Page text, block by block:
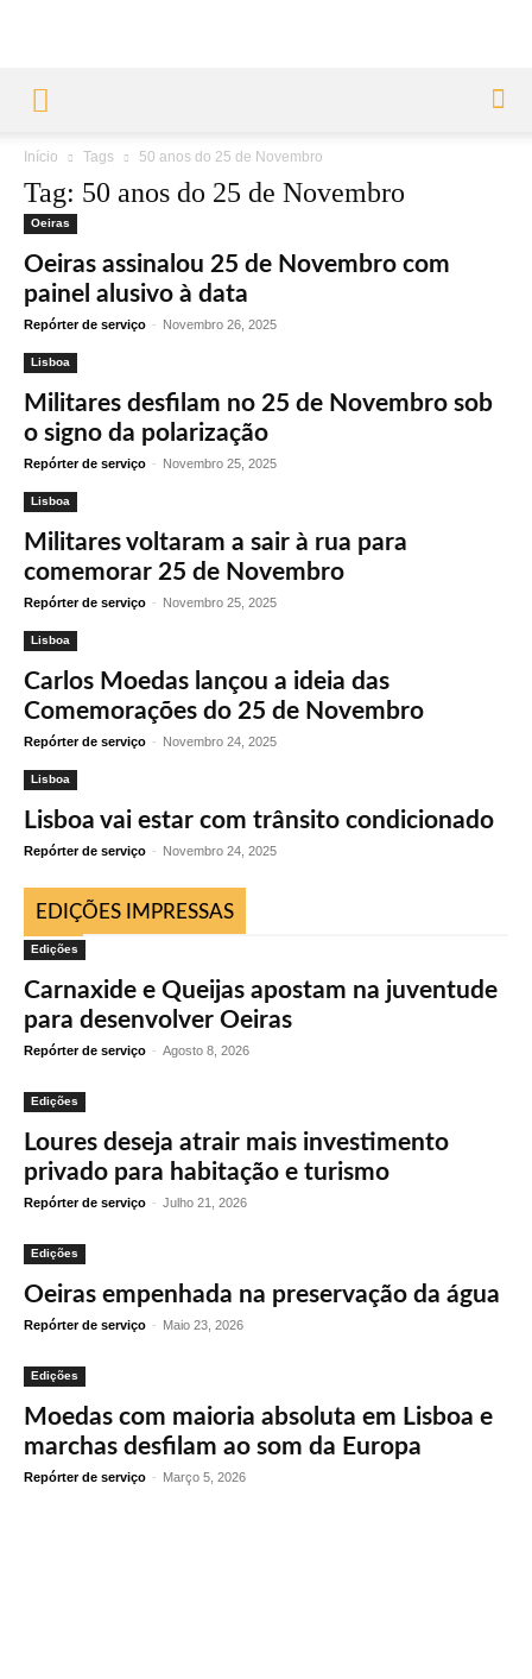
Início Tags 50 anos do 25 de Novembro
Tag: 50 anos do 25 de Novembro
Oeiras
Oeiras assinalou 25 de Novembro com
painel alusivo à data
Repórter de serviço - Novembro 26, 2025
Lisboa
Militares desfilam no 25 de Novembro sob
o signo da polarização
Repórter de serviço - Novembro 25, 2025
Lisboa
Militares voltaram a sair à rua para
comemorar 25 de Novembro
Repórter de serviço - Novembro 25, 2025
Lisboa
Carlos Moedas lançou a ideia das
Comemorações do 25 de Novembro
Repórter de serviço - Novembro 24, 2025
Lisboa
Lisboa vai estar com trânsito condicionado
Repórter de serviço - Novembro 24, 2025
EDIÇÕES IMPRESSAS
Edições
Carnaxide e Queijas apostam na juventude
para desenvolver Oeiras
Repórter de serviço - Agosto 8, 2026
Edições
Loures deseja atrair mais investimento
privado para habitação e turismo
Repórter de serviço - Julho 21, 2026
Edições
Oeiras empenhada na preservação da água
Repórter de serviço - Maio 23, 2026
Edições
Moedas com maioria absoluta em Lisboa e
marchas desfilam ao som da Europa
Repórter de serviço - Março 5, 2026